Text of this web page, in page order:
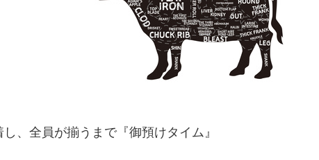
、全員が揃うまで『御預けタイム』